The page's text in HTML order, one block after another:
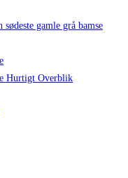
Hurtigt Overblik